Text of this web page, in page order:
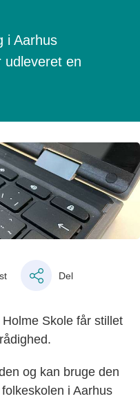
i Aarhus
udleveret en
Del
Skole får stillet
og kan bruge den
i Aarhus